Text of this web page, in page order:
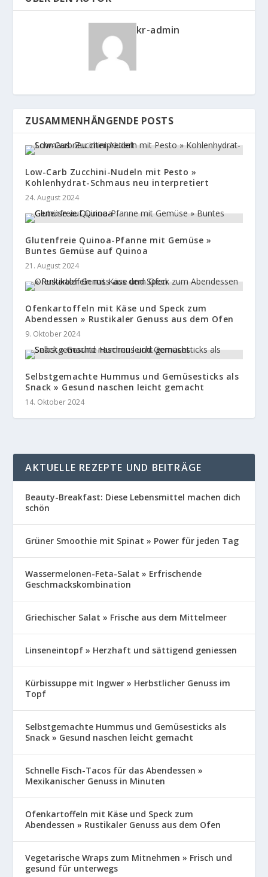
kr-admin
ZUSAMMENHÄNGENDE POSTS
Low-Carb Zucchini-Nudeln mit Pesto »
Kohlenhydrat-Schmaus neu interpretiert
24. August 2024
Glutenfreie Quinoa-Pfanne mit Gemüse »
Buntes Gemüse auf Quinoa
21. August 2024
Ofenkartoffeln mit Käse und Speck zum
Abendessen » Rustikaler Genuss aus dem Ofen
9. Oktober 2024
Selbstgemachte Hummus und Gemüsesticks als
Snack » Gesund naschen leicht gemacht
14. Oktober 2024
AKTUELLE REZEPTE UND BEITRÄGE
Beauty-Breakfast: Diese Lebensmittel machen dich
schön
Grüner Smoothie mit Spinat » Power für jeden Tag
Wassermelonen-Feta-Salat » Erfrischende
Geschmackskombination
Griechischer Salat » Frische aus dem Mittelmeer
Linseneintopf » Herzhaft und sättigend geniessen
Kürbissuppe mit Ingwer » Herbstlicher Genuss im
Topf
Selbstgemachte Hummus und Gemüsesticks als
Snack » Gesund naschen leicht gemacht
Schnelle Fisch-Tacos für das Abendessen »
Mexikanischer Genuss in Minuten
Ofenkartoffeln mit Käse und Speck zum
Abendessen » Rustikaler Genuss aus dem Ofen
Vegetarische Wraps zum Mitnehmen » Frisch und
gesund für unterwegs